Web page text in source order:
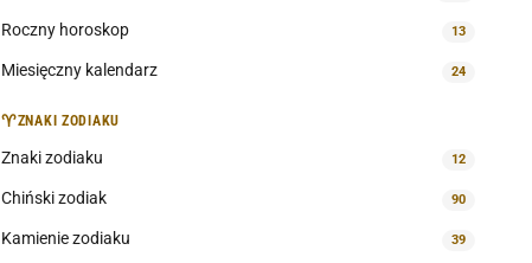
Roczny horoskop 13
Miesięczny kalendarz 24
♈ZNAKI ZODIAKU
Znaki zodiaku 12
Chiński zodiak 90
Kamienie zodiaku 39